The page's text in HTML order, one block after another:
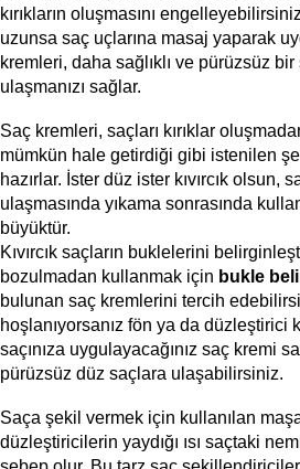
kırıkların oluşmasını
uzunsa saç uçlarına masaj yaparak
kremleri, daha sağlıklı ve pürüzsüz
ulaşmanızı sağlar.
Saç kremleri, saçları kırıklar
mümkün hale getirdiği gibi istenilen
hazırlar. İster düz ister kıvırcık olsun,
ulaşmasında yıkama sonrasında
büyüktür.
Kıvırcık saçların buklelerini
bozulmadan kullanmak için bukle
bulunan saç kremlerini tercih
hoşlanıyorsanız fön ya da düzleştirici
saçınıza uygulayacağınız saç kremi
pürüzsüz düz saçlara ulaşabilirsiniz.
Saça şekil vermek için kullanılan
düzleştiricilerin yaydığı ısı saçtaki